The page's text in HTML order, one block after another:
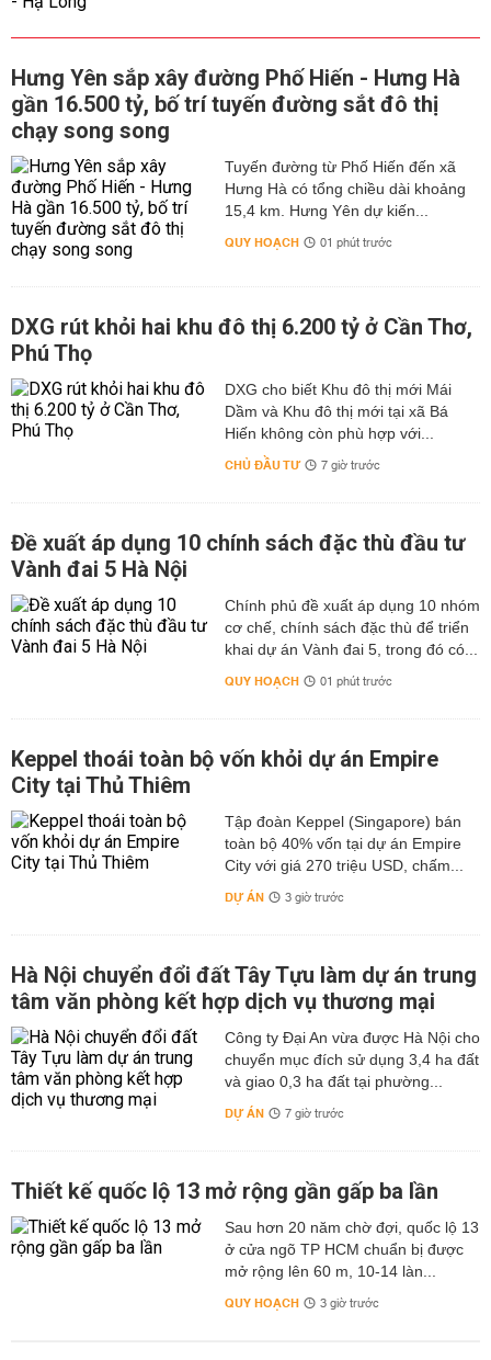
Hưng Yên sắp xây đường Phố Hiến - Hưng Hà
gần 16.500 tỷ, bố trí tuyến đường sắt đô thị
chạy song song
Tuyến đường từ Phố Hiến đến xã
Hưng Hà có tổng chiều dài khoảng
15,4 km. Hưng Yên dự kiến...
QUY HOẠCH 01 phút trước
DXG rút khỏi hai khu đô thị 6.200 tỷ ở Cần Thơ,
Phú Thọ
DXG cho biết Khu đô thị mới Mái
Dầm và Khu đô thị mới tại xã Bá
Hiến không còn phù hợp với...
CHỦ ĐẦU TƯ 7 giờ trước
Đề xuất áp dụng 10 chính sách đặc thù đầu tư
Vành đai 5 Hà Nội
Chính phủ đề xuất áp dụng 10 nhóm
cơ chế, chính sách đặc thù để triển
khai dự án Vành đai 5, trong đó có...
QUY HOẠCH 01 phút trước
Keppel thoái toàn bộ vốn khỏi dự án Empire
City tại Thủ Thiêm
Tập đoàn Keppel (Singapore) bán
toàn bộ 40% vốn tại dự án Empire
City với giá 270 triệu USD, chấm...
DỰ ÁN 3 giờ trước
Hà Nội chuyển đổi đất Tây Tựu làm dự án trung
tâm văn phòng kết hợp dịch vụ thương mại
Công ty Đại An vừa được Hà Nội cho
chuyển mục đích sử dụng 3,4 ha đất
và giao 0,3 ha đất tại phường...
DỰ ÁN 7 giờ trước
Thiết kế quốc lộ 13 mở rộng gần gấp ba lần
Sau hơn 20 năm chờ đợi, quốc lộ 13
ở cửa ngõ TP HCM chuẩn bị được
mở rộng lên 60 m, 10-14 làn...
QUY HOẠCH 3 giờ trước